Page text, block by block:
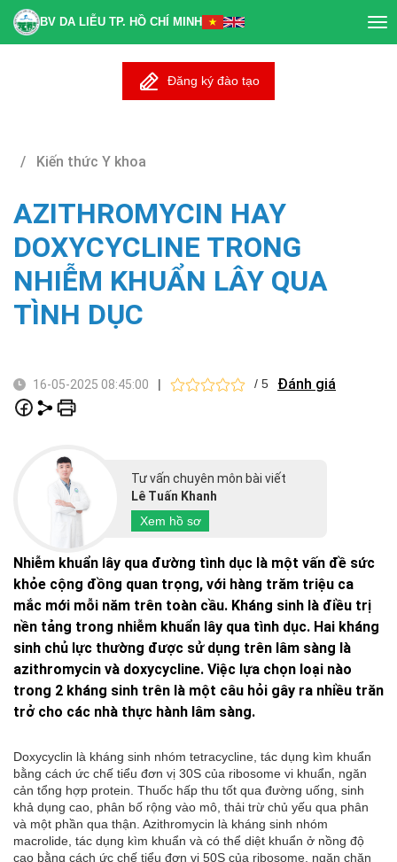
BV DA LIỄU TP. HỒ CHÍ MINH
Đăng ký đào tạo
/ Kiến thức Y khoa
AZITHROMYCIN HAY
DOXYCYCLINE TRONG
NHIỄM KHUẨN LÂY QUA
TÌNH DỤC
16-05-2025 08:45:00 | / 5 Đánh giá
Tư vấn chuyên môn bài viết
Lê Tuấn Khanh
Xem hồ sơ
Nhiễm khuẩn lây qua đường tình dục là một vấn đề sức
khỏe cộng đồng quan trọng, với hàng trăm triệu ca
mắc mới mỗi năm trên toàn cầu. Kháng sinh là điều trị
nền tảng trong nhiễm khuẩn lây qua tình dục. Hai kháng
sinh chủ lực thường được sử dụng trên lâm sàng là
azithromycin và doxycycline. Việc lựa chọn loại nào
trong 2 kháng sinh trên là một câu hỏi gây ra nhiều trăn
trở cho các nhà thực hành lâm sàng.
Doxycyclin là kháng sinh nhóm tetracycline, tác dụng kìm khuẩn
bằng cách ức chế tiểu đơn vị 30S của ribosome vi khuẩn, ngăn
cản tổng hợp protein. Thuốc hấp thu tốt qua đường uống, sinh
khả dụng cao, phân bố rộng vào mô, thải trừ chủ yếu qua phân
và một phần qua thận. Azithromycin là kháng sinh nhóm
macrolide, tác dụng kìm khuẩn và có thể diệt khuẩn ở nồng độ
cao bằng cách ức chế tiểu đơn vị 50S của ribosome, ngăn chặn